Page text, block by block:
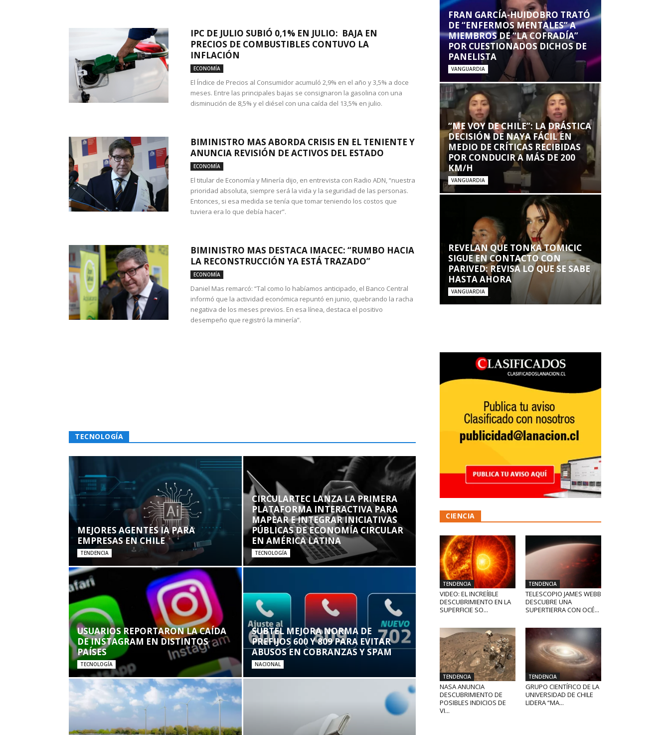
IPC DE JULIO SUBIÓ 0,1% EN JULIO: BAJA EN
PRECIOS DE COMBUSTIBLES CONTUVO LA
INFLACIÓN
ECONOMÍA
El Índice de Precios al Consumidor acumuló 2,9% en el año y 3,5% a doce
meses. Entre las principales bajas se consignaron la gasolina con una
disminución de 8,5% y el diésel con una caída del 13,5% en julio.
BIMINISTRO MAS ABORDA CRISIS EN EL TENIENTE Y
ANUNCIA REVISIÓN DE ACTIVOS DEL ESTADO
ECONOMÍA
El titular de Economía y Minería dijo, en entrevista con Radio ADN, “nuestra
prioridad absoluta, siempre será la vida y la seguridad de las personas.
Entonces, si esa medida se tenía que tomar teniendo los costos que
tuviera era lo que debía hacer”.
BIMINISTRO MAS DESTACA IMACEC: “RUMBO HACIA
LA RECONSTRUCCIÓN YA ESTÁ TRAZADO”
ECONOMÍA
Daniel Mas remarcó: “Tal como lo habíamos anticipado, el Banco Central
informó que la actividad económica repuntó en junio, quebrando la racha
negativa de los meses previos. En esa línea, destaca el positivo
desempeño que registró la minería”.
TECNOLOGÍA
MEJORES AGENTES IA PARA
EMPRESAS EN CHILE
TENDENCIA
CIRCULARTEC LANZA LA PRIMERA
PLATAFORMA INTERACTIVA PARA
MAPEAR E INTEGRAR INICIATIVAS
PÚBLICAS DE ECONOMÍA CIRCULAR
EN AMÉRICA LATINA
TECNOLOGÍA
USUARIOS REPORTARON LA CAÍDA
DE INSTAGRAM EN DISTINTOS
PAÍSES
TECNOLOGÍA
SUBTEL MEJORA NORMA DE
PREFIJOS 600 Y 809 PARA EVITAR
ABUSOS EN COBRANZAS Y SPAM
NACIONAL
FRAN GARCÍA-HUIDOBRO TRATÓ
DE “ENFERMOS MENTALES” A
MIEMBROS DE “LA COFRADÍA”
POR CUESTIONADOS DICHOS DE
PANELISTA
VANGUARDIA
“ME VOY DE CHILE”: LA DRÁSTICA
DECISIÓN DE NAYA FÁCIL EN
MEDIO DE CRÍTICAS RECIBIDAS
POR CONDUCIR A MÁS DE 200
KM/H
VANGUARDIA
REVELAN QUE TONKA TOMICIC
SIGUE EN CONTACTO CON
PARIVED: REVISA LO QUE SE SABE
HASTA AHORA
VANGUARDIA
CIENCIA
TENDENCIA
VIDEO: EL INCREÍBLE
DESCUBRIMIENTO EN LA
SUPERFICIE SO...
TENDENCIA
TELESCOPIO JAMES WEBB
DESCUBRE UNA
SUPERTIERRA CON OCÉ...
TENDENCIA
NASA ANUNCIA
DESCUBRIMIENTO DE
POSIBLES INDICIOS DE
VI...
TENDENCIA
GRUPO CIENTÍFICO DE LA
UNIVERSIDAD DE CHILE
LIDERA “MA...